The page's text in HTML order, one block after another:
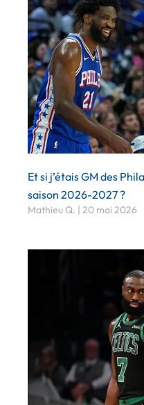
Et si j’étais GM des
saison 2026-2027 ?
Mathieu Q. 20 mai 2026